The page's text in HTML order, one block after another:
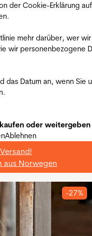
der Cookie-Erklärung auf
mehr darüber, wer
wir personenbezogene
das Datum an, wenn Sie
oder weitergeben
Ablehnen
aus Norwegen
-27%